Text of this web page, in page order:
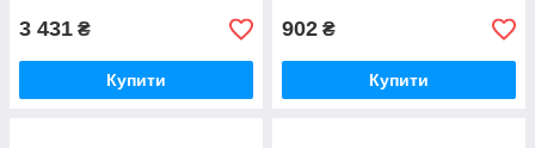
3 431 ₴
Купити
902 ₴
Купити